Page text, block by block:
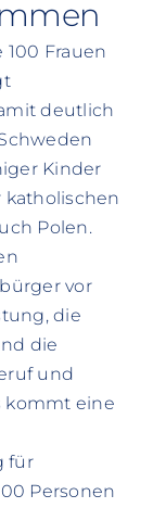
Frauen
deutlich
Kinder
Polen.
vor
die
die
und
kommt eine
für
Personen